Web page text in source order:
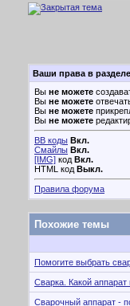
Ваши права в разделе
Вы не можете
Вы не можете
Вы не можете
Вы не можете
BB коды Вкл.
Смайлы Вкл.
[IMG] код Вкл.
HTML код Выкл.
Правила форума
Похожие темы
Помогите выбрать
Сварка. Какой
Сварочный аппарат -